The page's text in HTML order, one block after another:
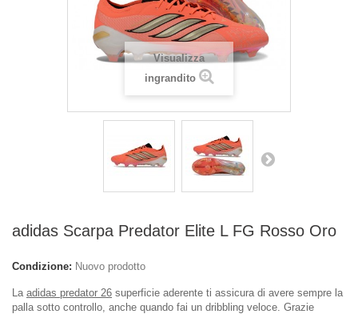
Visualizza
ingrandito
adidas Scarpa Predator Elite L FG Rosso Oro
Condizione: Nuovo prodotto
La adidas predator 26 superficie aderente ti assicura di avere sempre la
palla sotto controllo, anche quando fai un dribbling veloce. Grazie